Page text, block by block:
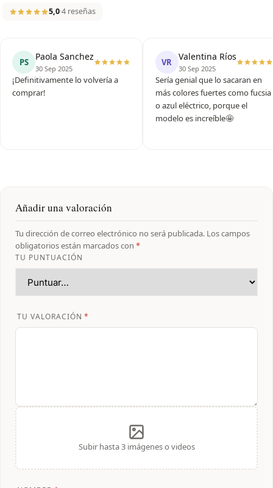
5,0·4 reseñas
PS Paola Sanchez
30 Sep 2025
¡Definitivamente lo volvería a
comprar!
VR Valentina Ríos
30 Sep 2025
Sería genial que lo sacaran en
más colores fuertes como fucsia
o azul eléctrico, porque el
modelo es increíble🤩
Añadir una valoración
Tu dirección de correo electrónico no será publicada. Los campos
obligatorios están marcados con *
TU PUNTUACIÓN
TU VALORACIÓN*
Subir hasta 3 imágenes o videos